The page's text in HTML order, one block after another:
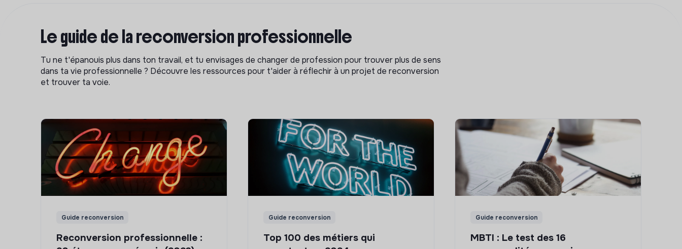
Le guide de la reconversion professionnelle
Tu ne t'épanouis plus dans ton travail, et tu envisages de changer de profession pour trouver plus de sens
dans ta vie professionnelle ? Découvre les ressources pour t'aider à réflechir à un projet de reconversion
et trouver ta voie.
Guide reconversion
Reconversion professionnelle :
Guide reconversion
Top 100 des métiers qui
Guide reconversion
MBTI : Le test des 16